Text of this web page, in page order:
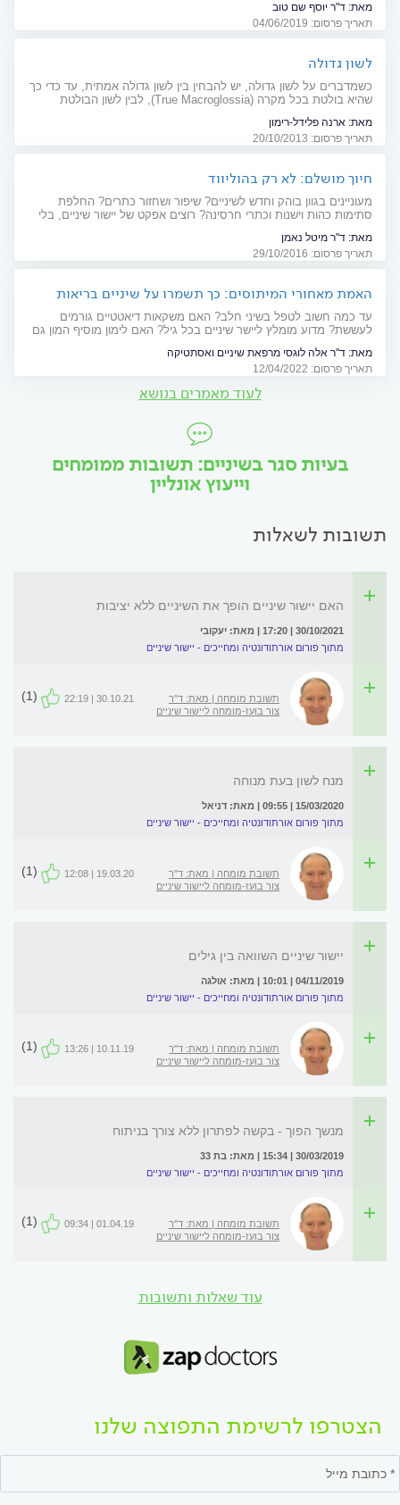
הנזק בעקבות הדחייה עלול להיות משמעותי
מאת: ד"ר יוסף שם טוב
תאריך פרסום: 04/06/2019
לשון גדולה
כשמדברים על לשון גדולה, יש להבחין בין לשון גדולה אמתית, עד כדי כך
שהיא בולטת בכל מקרה (True Macroglossia), לבין לשון הבולטת
קשה להבדיל בין השניים והביטוי הקליני יהיה דומה.
מאת: ארנה פלידל-רימון
תאריך פרסום: 20/10/2013
חיוך מושלם: לא רק בהוליווד
מעוניינים בגוון בוהק וחדש לשיניים? שיפור ושחזור כתרים? החלפת
סתימות כהות וישנות וכתרי חרסינה? רוצים אפקט של יישור שיניים, בלי
מאת: ד"ר מיטל נאמן
תאריך פרסום: 29/10/2016
האמת מאחורי המיתוסים: כך תשמרו על שיניים בריאות
עד כמה חשוב לטפל בשיני חלב? האם משקאות דיאטטיים גורמים
לעששת? מדוע מומלץ ליישר שיניים בכל גיל? האם לימון מוסיף המון גם
אחת ולתמיד כדי שתוכלו לטפל בשיניכם בדרך הבטוחה והטובה ביותר
מאת: ד"ר אלה לוגסי מרפאת שיניים ואסתטיקה
תאריך פרסום: 12/04/2022
לעוד מאמרים בנושא
בעיות סגר בשיניים: תשובות ממומחים
וייעוץ אונליין
תשובות לשאלות
האם יישור שיניים הופך את השיניים ללא יציבות
30/10/2021 | 17:20 | מאת: יעקובי
מתוך פורום אורתודונטיה ומחייכים - יישור שיניים
תשובת מומחה | מאת: ד"ר
צור בועז-מומחה ליישור שיניים
30.10.21 | 22:19
(1)
מנח לשון בעת מנוחה
15/03/2020 | 09:55 | מאת: דניאל
מתוך פורום אורתודונטיה ומחייכים - יישור שיניים
תשובת מומחה | מאת: ד"ר
צור בועז-מומחה ליישור שיניים
19.03.20 | 12:08
(1)
יישור שיניים השוואה בין גילים
04/11/2019 | 10:01 | מאת: אולגה
מתוך פורום אורתודונטיה ומחייכים - יישור שיניים
תשובת מומחה | מאת: ד"ר
צור בועז-מומחה ליישור שיניים
10.11.19 | 13:26
(1)
מנשך הפוך - בקשה לפתרון ללא צורך בניתוח
30/03/2019 | 15:34 | מאת: בת 33
מתוך פורום אורתודונטיה ומחייכים - יישור שיניים
תשובת מומחה | מאת: ד"ר
צור בועז-מומחה ליישור שיניים
01.04.19 | 09:34
(1)
עוד שאלות ותשובות
הצטרפו לרשימת התפוצה שלנו